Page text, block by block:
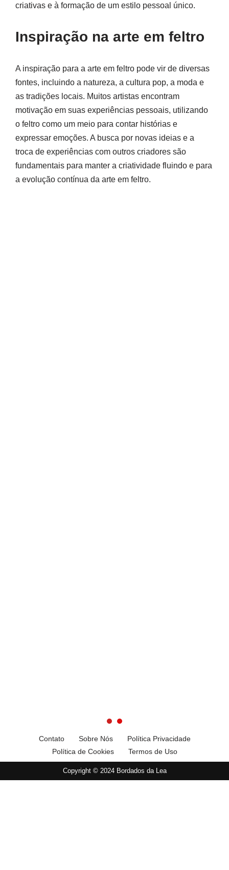
criativas e à formação de um estilo pessoal único.
Inspiração na arte em feltro
A inspiração para a arte em feltro pode vir de diversas
fontes, incluindo a natureza, a cultura pop, a moda e
as tradições locais. Muitos artistas encontram
motivação em suas experiências pessoais, utilizando
o feltro como um meio para contar histórias e
expressar emoções. A busca por novas ideias e a
troca de experiências com outros criadores são
fundamentais para manter a criatividade fluindo e para
a evolução contínua da arte em feltro.
Contato Sobre Nós
Política Privacidade
Política de Cookies
Termos de Uso
Copyright © 2024 Bordados da Lea